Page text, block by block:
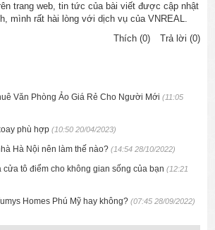
trang web, tin tức của bài viết được cập nhật
mình rất hài lòng với dịch vụ của VNREAL.
Thích (0)
Trả lời (0)
Văn Phòng Ảo Giá Rẻ Cho Người Mới(11:05
phù hợp(10:50 20/04/2023)
Hà Nội nên làm thế nào?(14:54 28/10/2022)
cửa tô điểm cho không gian sống của bạn(12:21
Homes Phú Mỹ hay không?(07:45 28/09/2022)